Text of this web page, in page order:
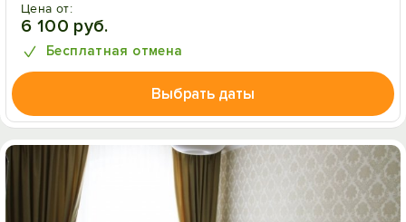
Цена от:
6 100 руб.
Бесплатная отмена
Выбрать даты